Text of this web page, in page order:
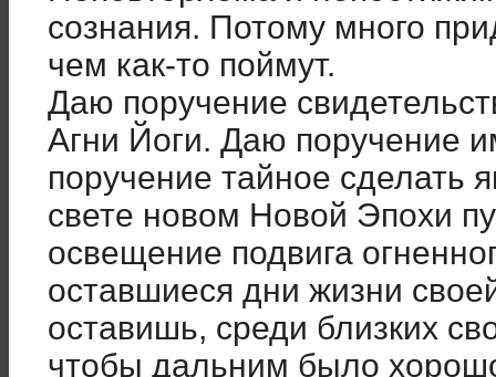
сознания. Потому много
чем как-то поймут.
Даю поручение
Агни Йоги. Даю поручение
поручение тайное сделать
свете новом Новой Эпохи
освещение подвига
оставшиеся дни жизни
оставишь, среди близких
чтобы дальним было